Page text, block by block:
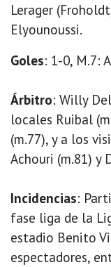
Lerager
Elyounoussi.
Goles: 1-0, M.7:
Árbitro: Willy
locales Ruibal
(m.77), y a los
Achouri (m.81) y
Incidencias:
fase liga de la
estadio Benito
espectadores,